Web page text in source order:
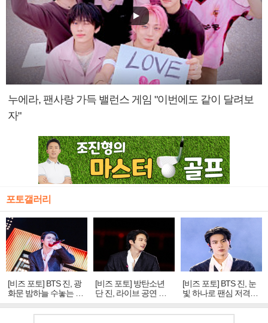
누에라, 팬사랑 가득 밸런스 게임 "이번에도 같이 달려보
자"
포토갤러리
[비즈 포토] BTS 진, 광
화문 밤하늘 수놓는 '비
주얼 킹'의 열창
[비즈 포토] 방탄소년
단 진, 라이브 공연 중
빛나는 독보적 아우라
[비즈 포토] BTS 진, 눈
빛 하나로 팬심 저격…
독보적 카리스마